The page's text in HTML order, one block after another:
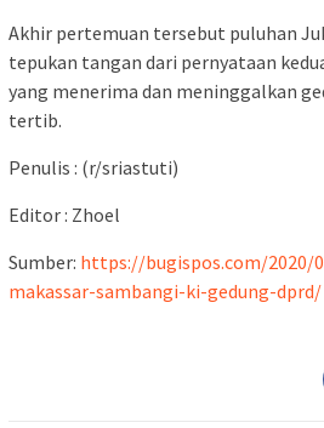
Akhir pertemuan tersebut puluhan
tepukan tangan dari pernyataan
yang menerima dan meninggalkan
tertib.
Penulis : (r/sriastuti)
Editor : Zhoel
Sumber: https://bugispos.com/2020/
makassar-sambangi-ki-gedung-dprd/